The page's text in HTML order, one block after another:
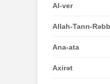
Al-ver
Allah-Tanrı-Rəbb
Ana-ata
Axirət